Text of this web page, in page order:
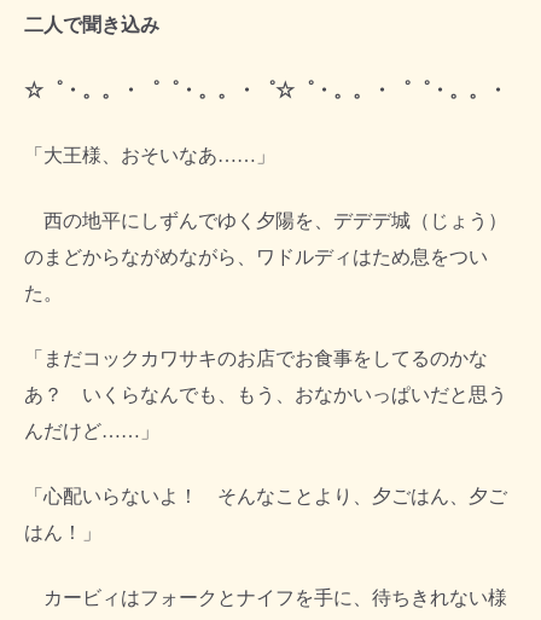
二人で聞き込み
☆゜・。。・゜゜・。。・゜☆゜・。。・゜゜・。。・
「大王様、おそいなあ……」
西の地平にしずんでゆく夕陽を、デデデ城（じょう）
のまどからながめながら、ワドルディはため息をつい
た。
「まだコックカワサキのお店でお食事をしてるのかな
あ？ いくらなんでも、もう、おなかいっぱいだと思う
んだけど……」
「心配いらないよ！ そんなことより、夕ごはん、夕ご
はん！」
カービィはフォークとナイフを手に、待ちきれない様